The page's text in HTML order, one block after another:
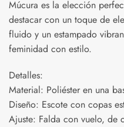
Múcura es la elección
destacar con un toque de
fluido y un estampado
feminidad con estilo.
Detalles:
Material: Poliéster en una
Diseño: Escote con copas
Ajuste: Falda con vuelo, de